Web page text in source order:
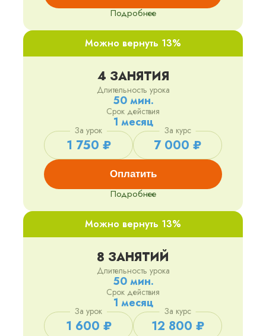
Подробнее
Можно вернуть 13%
4 ЗАНЯТИЯ
Длительность урока
50 мин.
Срок действия
1 месяц
За урок
1 750 ₽
За курс
7 000 ₽
Оплатить
Подробнее
Можно вернуть 13%
8 ЗАНЯТИЙ
Длительность урока
50 мин.
Срок действия
1 месяц
За урок
1 600 ₽
За курс
12 800 ₽